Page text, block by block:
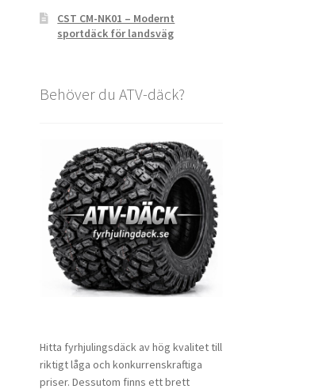
CST CM-NK01 – Modernt
sportdäck för landsväg
Behöver du ATV-däck?
Hitta fyrhjulingsdäck av hög kvalitet till
riktigt låga och konkurrenskraftiga
priser. Dessutom finns ett brett